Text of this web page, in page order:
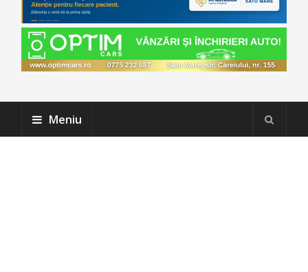
Meniu